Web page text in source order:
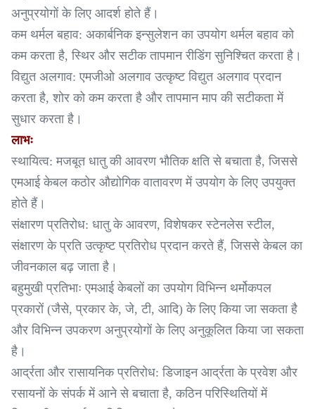
अनुप्रयोगों के लिए आदर्श होते हैं।
कम थर्मल बहाव: अकार्बनिक इन्सुलेशन का उपयोग थर्मल बहाव को
कम करता है, स्थिर और सटीक तापमान रीडिंग सुनिश्चित करता है।
विद्युत अलगाव: एमजीओ अलगाव उत्कृष्ट विद्युत अलगाव प्रदान
करता है, शोर को कम करता है और तापमान माप की सटीकता में
सुधार करता है।
लाभः
स्थायित्व: मजबूत धातु की आवरण भौतिक क्षति से बचाता है, जिससे
एमआई केबल कठोर औद्योगिक वातावरण में उपयोग के लिए उपयुक्त
होते हैं।
संक्षारण प्रतिरोध: धातु के आवरण, विशेषकर स्टेनलेस स्टील,
संक्षारण के प्रति उत्कृष्ट प्रतिरोध प्रदान करते हैं, जिससे केबल का
जीवनकाल बढ़ जाता है।
बहुमुखी प्रतिभाः एमआई केबलों का उपयोग विभिन्न थर्मोकपल
प्रकारों (जैसे, प्रकार के, जे, टी, आदि) के लिए किया जा सकता है
और विभिन्न उपकरण अनुप्रयोगों के लिए अनुकूलित किया जा सकता
है।
आर्द्रता और रासायनिक प्रतिरोध: डिजाइन आर्द्रता के प्रवेश और
रसायनों के संपर्क में आने से बचाता है, कठिन परिस्थितियों में